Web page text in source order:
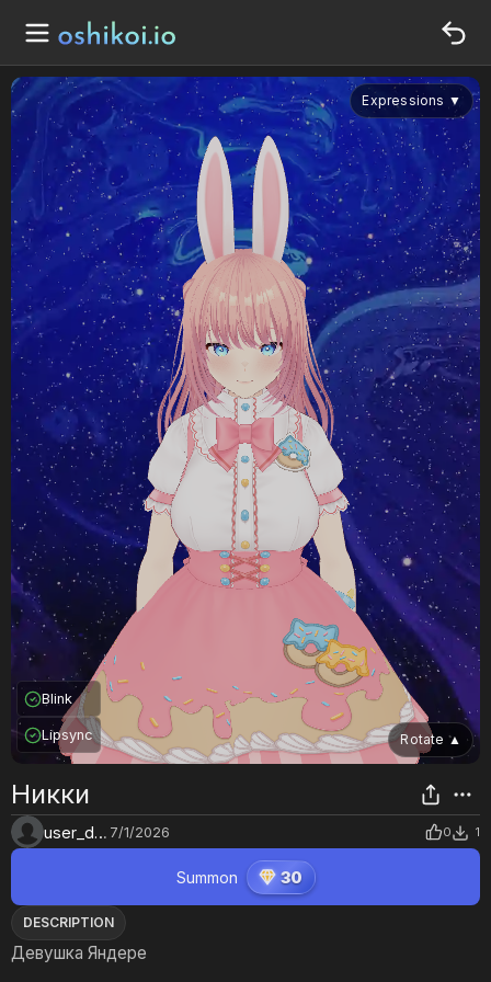
Rotate ▲
Expressions ▼
Blink
Lipsync
Никки
user_d6ky6id7 7/1/2026 0 1
Summon 30
DESCRIPTION
Девушка Яндере